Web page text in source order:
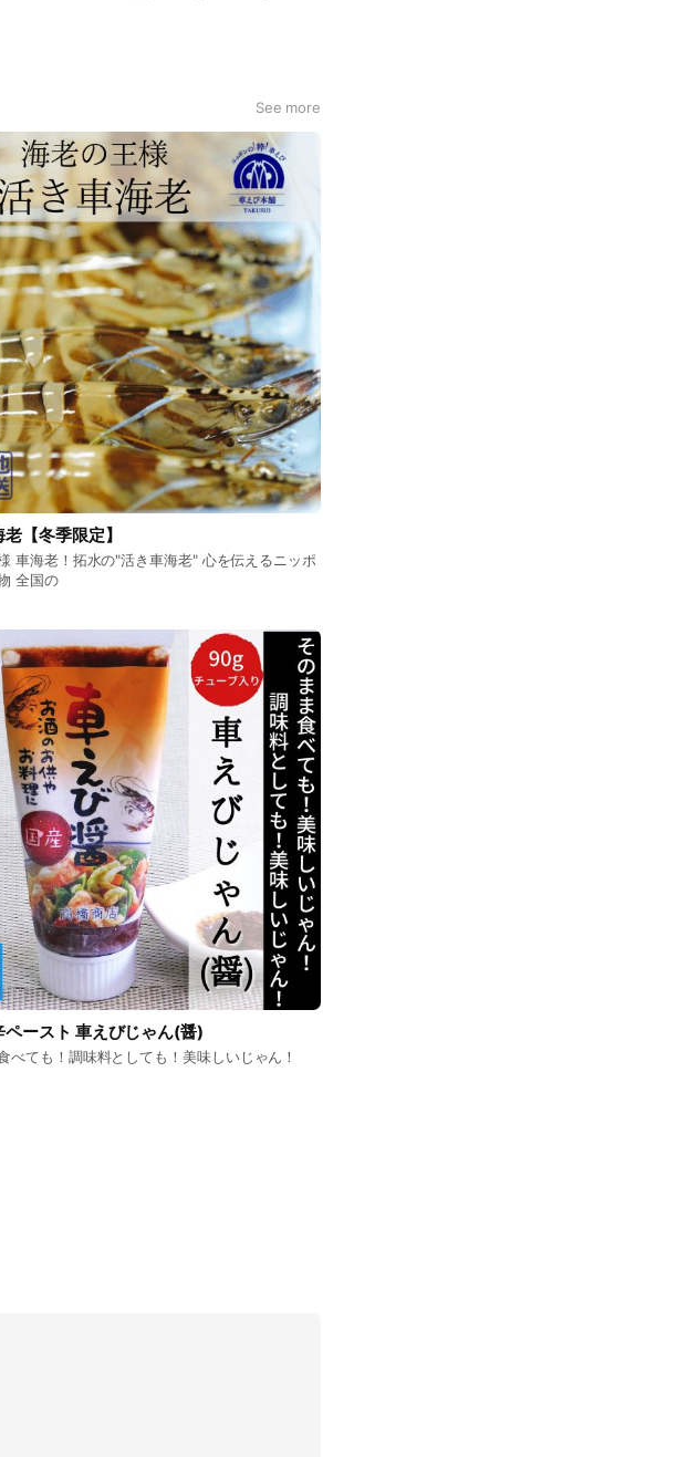
一目惚れ」し、この地で養殖事業を展開
See more
【冬季限定】
車海老！拓水の"活き車海老" 心を伝えるニッポ
全国の
ペースト 車えびじゃん(醤)
べても！調味料としても！美味しいじゃん！